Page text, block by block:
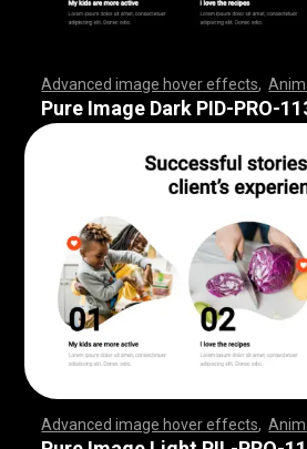
Advanced image hover effects ,
,,,,,,,,,,,,,,,,,,,,,,,,,,,,,,,,, ,,,,,,
,,,,,,,,,,,,,,,,,,,,,,,,,,,,,,,,, ,,,,,,
,,,,,,,,,,,,,,,,,,,,,,,,,,,,,,,,, ,,,,,,
Pure Image Dark PID-PRO-
Advanced image hover effects ,
,,,,,,,,,,,,,,,,,,,,,,,,,,,,,,,,, ,,,,,,
,,,,,,,,,,,,,,,,,,,,,,,,,,,,,,,,, ,,,,,,
,,,,,,,,,,,,,,,,,,,,,,,,,,,,,,,,, ,,,,,,